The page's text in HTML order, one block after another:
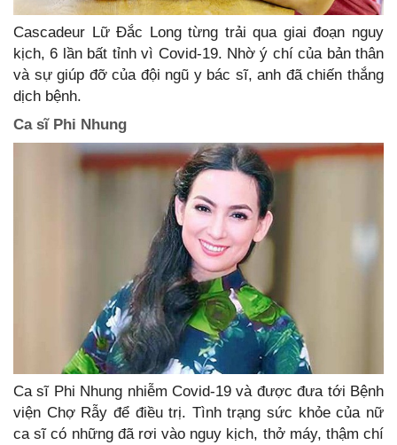
Cascadeur Lữ Đắc Long từng trải qua giai đoạn nguy
kịch, 6 lần bất tỉnh vì Covid-19. Nhờ ý chí của bản thân
và sự giúp đỡ của đội ngũ y bác sĩ, anh đã chiến thắng
dịch bệnh.
Ca sĩ Phi Nhung
Ca sĩ Phi Nhung nhiễm Covid-19 và được đưa tới Bệnh
viện Chợ Rẫy để điều trị. Tình trạng sức khỏe của nữ
ca sĩ có những đã rơi vào nguy kịch, thở máy, thậm chí